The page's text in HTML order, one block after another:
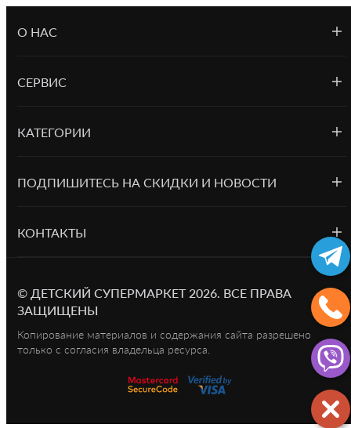
О НАС
СЕРВИС
КАТЕГОРИИ
ПОДПИШИТЕСЬ НА СКИДКИ И НОВОСТИ
КОНТАКТЫ
© ДЕТСКИЙ СУПЕРМАРКЕТ2026. ВСЕ ПРАВА
ЗАЩИЩЕНЫ
Копирование материалов и содержания сайта разрешено
только с согласия владельца ресурса.